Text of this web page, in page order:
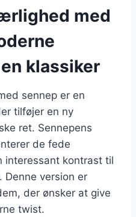
med
klassiker
sennep er en
tilføjer en ny
ret. Sennepens
de fede
interessant kontrast til
version er
der ønsker at give
twist.